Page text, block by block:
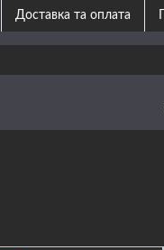
Доставка та оплата